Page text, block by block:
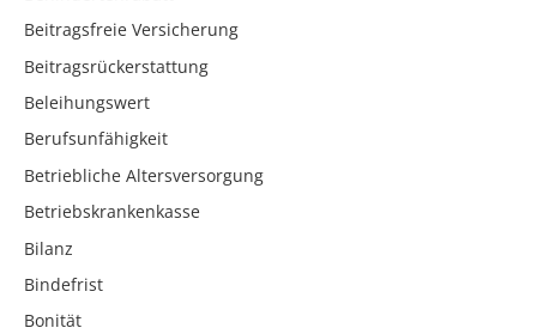
Beitragsfreie Versicherung
Beitragsrückerstattung
Beleihungswert
Berufsunfähigkeit
Betriebliche Altersversorgung
Betriebskrankenkasse
Bilanz
Bindefrist
Bonität